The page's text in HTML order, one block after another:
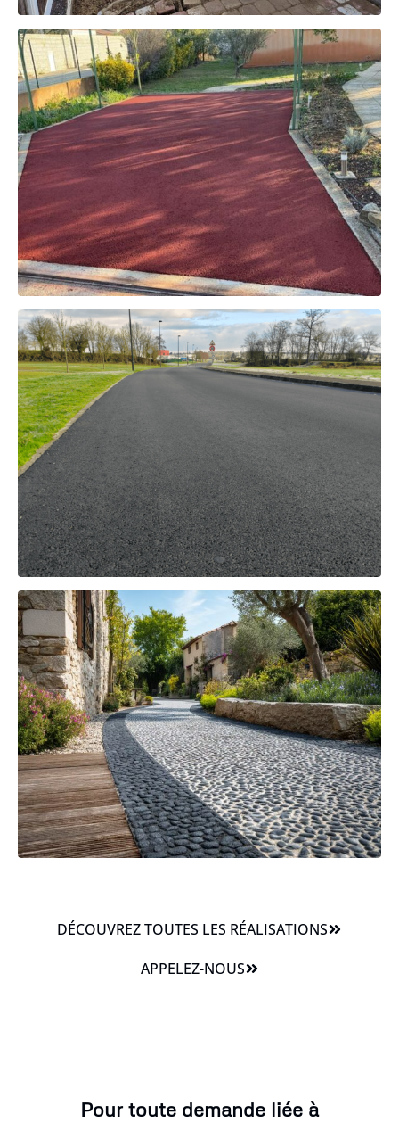
DÉCOUVREZ TOUTES LES RÉALISATIONS
APPELEZ-NOUS
Pour toute demande liée à